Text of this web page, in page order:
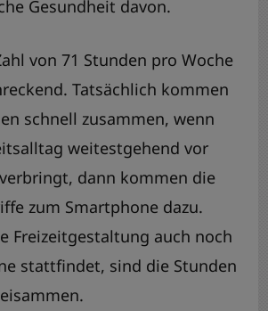
Gesundheit davon.
von 71 Stunden pro Woche
Tatsächlich kommen
schnell zusammen, wenn
weitestgehend vor
dann kommen die
zum Smartphone dazu.
Freizeitgestaltung auch noch
stattfindet, sind die Stunden